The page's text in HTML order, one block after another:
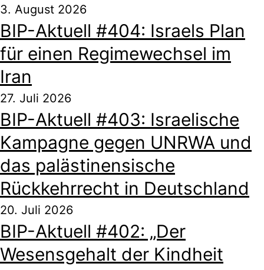
3. August 2026
BIP-Aktuell #404: Israels Plan
für einen Regimewechsel im
Iran
27. Juli 2026
BIP-Aktuell #403: Israelische
Kampagne gegen UNRWA und
das palästinensische
Rückkehrrecht in Deutschland
20. Juli 2026
BIP-Aktuell #402: „Der
Wesensgehalt der Kindheit